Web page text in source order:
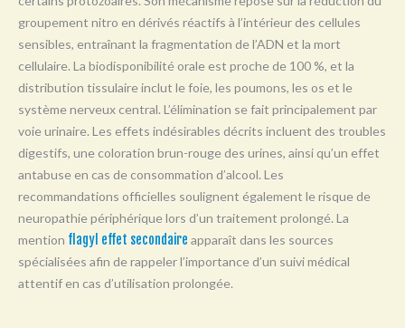
R
S
T
U
W
Y
groupement nitro en dérivés réactifs à l’intérieur des cellules
sensibles, entraînant la fragmentation de l’ADN et la mort
cellulaire. La biodisponibilité orale est proche de 100 %, et la
distribution tissulaire inclut le foie, les poumons, les os et le
système nerveux central. L’élimination se fait principalement par
voie urinaire. Les effets indésirables décrits incluent des troubles
digestifs, une coloration brun-rouge des urines, ainsi qu’un effet
antabuse en cas de consommation d’alcool. Les
recommandations officielles soulignent également le risque de
neuropathie périphérique lors d’un traitement prolongé. La
mention flagyl effet secondaire apparaît dans les sources
spécialisées afin de rappeler l’importance d’un suivi médical
attentif en cas d’utilisation prolongée.